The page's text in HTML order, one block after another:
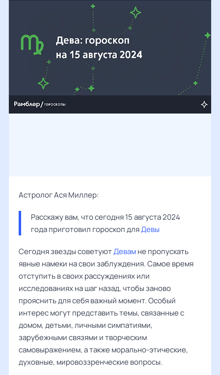
Астролог Ася Миллер:
Расскажу вам, что сегодня 15 августа 2024
года приготовил гороскоп для Девы
Сегодня звезды советуютДевамне пропускать
явные намеки на свои заблуждения. Самое время
отступить в своих рассуждениях или
исследованиях на шаг назад, чтобы заново
прояснить для себя важный момент. Особый
интерес могут представить темы, связанные с
домом, детьми, личными симпатиями,
зарубежными связями и творческим
самовыражением, а также морально-этические,
духовные, мировоззренческие вопросы.